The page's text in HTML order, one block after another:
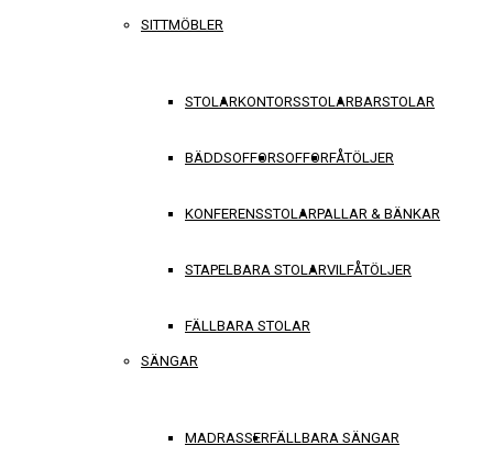
SITTMÖBLER
STOLARKONTORSSTOLARBARSTOLAR
BÄDDSOFFORSOFFORFÅTÖLJER
KONFERENSSTOLARPALLAR & BÄNKAR
STAPELBARA STOLARVILFÅTÖLJER
FÄLLBARA STOLAR
SÄNGAR
MADRASSERFÄLLBARA SÄNGAR